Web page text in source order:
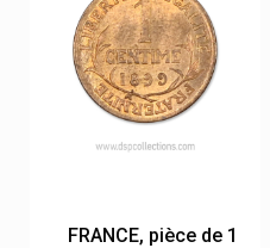
FRANCE, pièce de 1